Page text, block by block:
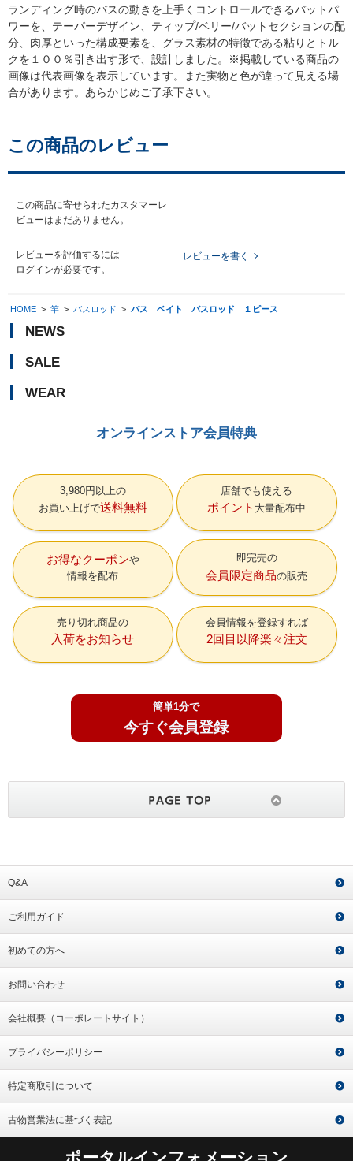
ランディング時のバスの動きを上手くコントロールできるバットパ
ワーを、テーパーデザイン、ティップ/ベリー/バットセクションの配
分、肉厚といった構成要素を、グラス素材の特徴である粘りとトル
クを１００％引き出す形で、設計しました。※掲載している商品の
画像は代表画像を表示しています。また実物と色が違って見える場
合があります。あらかじめご了承下さい。
この商品のレビュー
この商品に寄せられたカスタマーレ
ビューはまだありません。
レビューを評価するには
ログインが必要です。
レビューを書く
HOME > 竿 > バスロッド > バス ベイト バスロッド １ピース
NEWS
SALE
WEAR
オンラインストア会員特典
3,980円以上の
お買い上げで送料無料
店舗でも使える
ポイント 大量配布中
お得なクーポン
情報を配布
即完売の
会員限定商品の販売
売り切れ商品の
入荷をお知らせ
会員情報を登録すれば
2回目以降楽々注文
簡単1分で
今すぐ会員登録
Q&A
ご利用ガイド
初めての方へ
お問い合わせ
会社概要（コーポレートサイト）
プライバシーポリシー
特定商取引について
古物営業法に基づく表記
ポータルインフォメーション